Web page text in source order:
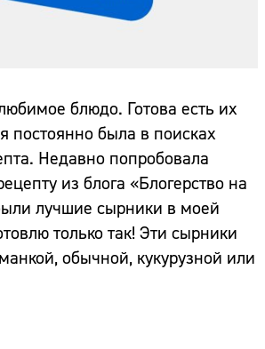
блюдо. Готова есть их
постоянно была в поисках
Недавно попробовала
из блога «Блогерство на
лучшие сырники в моей
только так! Эти сырники
обычной, кукурузной или